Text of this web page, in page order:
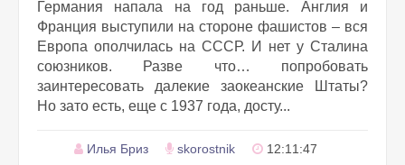
Германия напала на год раньше. Англия и
Франция выступили на стороне фашистов – вся
Европа ополчилась на СССР. И нет у Сталина
союзников. Разве что… попробовать
заинтересовать далекие заокеанские Штаты?
Но зато есть, еще с 1937 года, досту...
Илья Бриз skorostnik 12:11:47